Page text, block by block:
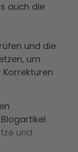
auch die
und die
um
und